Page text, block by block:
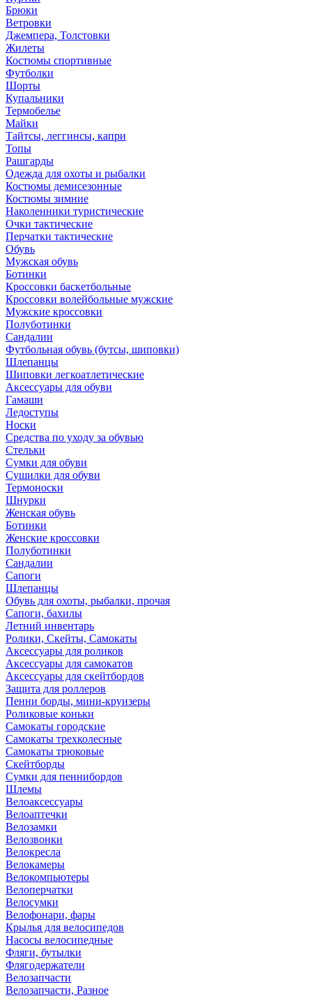
Брюки
Ветровки
Джемпера, Толстовки
Жилеты
Костюмы спортивные
Футболки
Шорты
Купальники
Термобелье
Майки
Тайтсы, леггинсы, капри
Топы
Рашгарды
Одежда для охоты и рыбалки
Костюмы демисезонные
Костюмы зимние
Наколенники туристические
Очки тактические
Перчатки тактические
Обувь
Мужская обувь
Ботинки
Кроссовки баскетбольные
Кроссовки волейбольные мужские
Мужские кроссовки
Полуботинки
Сандалии
Футбольная обувь (бутсы, шиповки)
Шлепанцы
Шиповки легкоатлетические
Аксессуары для обуви
Гамаши
Ледоступы
Носки
Средства по уходу за обувью
Стельки
Сумки для обуви
Сушилки для обуви
Термоноски
Шнурки
Женская обувь
Ботинки
Женские кроссовки
Полуботинки
Сандалии
Сапоги
Шлепанцы
Обувь для охоты, рыбалки, прочая
Сапоги, бахилы
Летний инвентарь
Ролики, Скейты, Самокаты
Аксессуары для роликов
Аксессуары для самокатов
Аксессуары для скейтбордов
Защита для роллеров
Пенни борды, мини-круизеры
Роликовые коньки
Самокаты городские
Самокаты трехколесные
Самокаты трюковые
Скейтборды
Сумки для пеннибордов
Шлемы
Велоаксессуары
Велоаптечки
Велозамки
Велозвонки
Велокресла
Велокамеры
Велокомпьютеры
Велоперчатки
Велосумки
Велофонари, фары
Крылья для велосипедов
Насосы велосипедные
Фляги, бутылки
Флягодержатели
Велозапчасти
Велозапчасти, Разное